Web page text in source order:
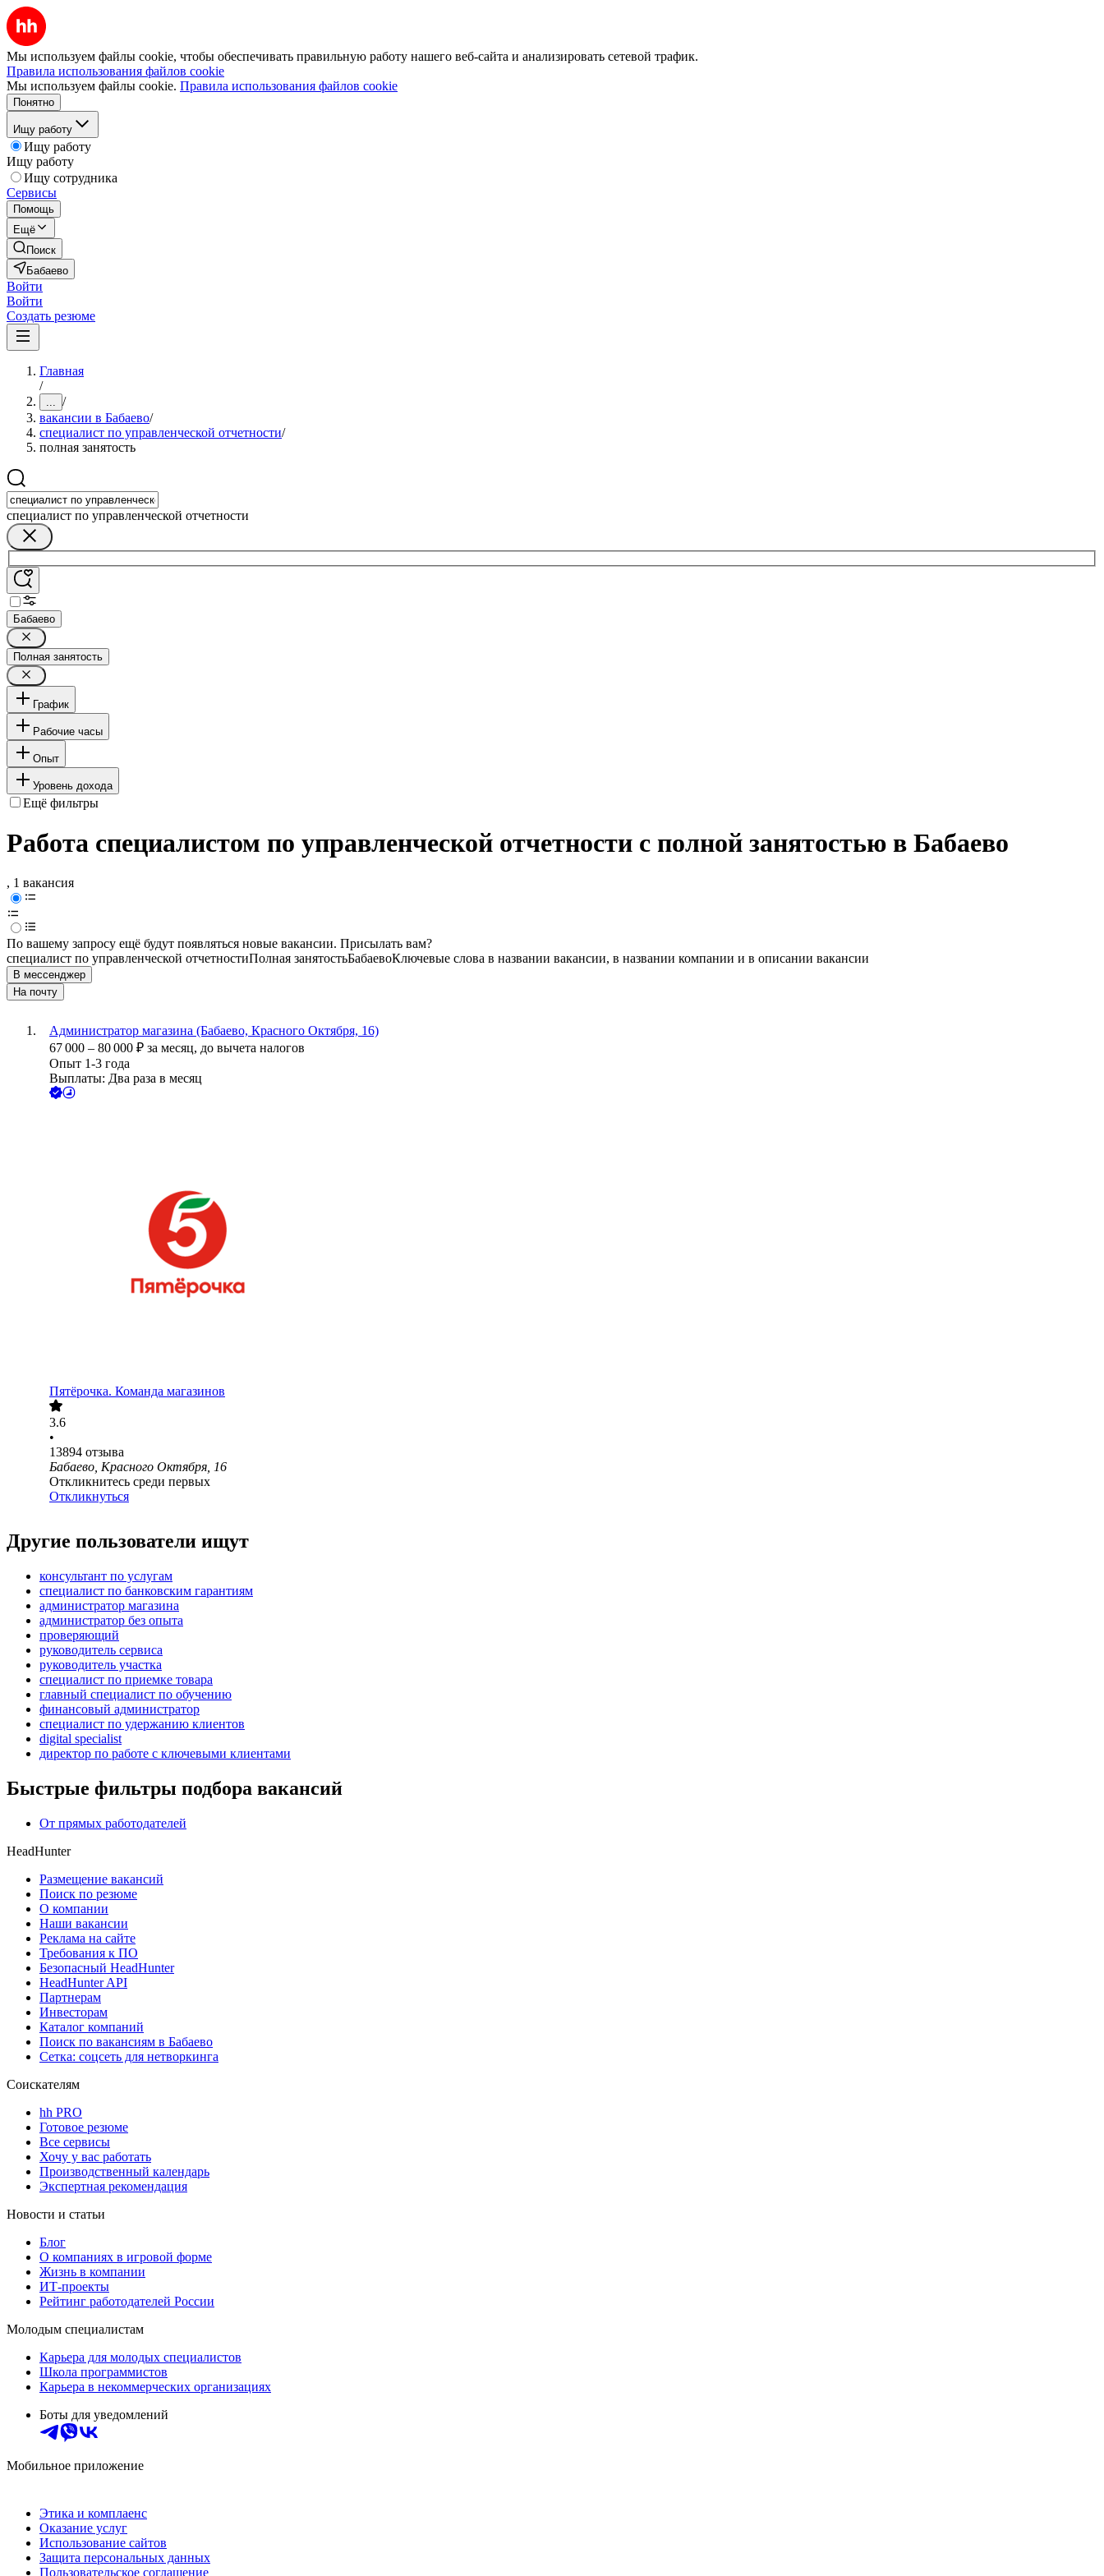
Мы используем файлы cookie, чтобы обеспечивать правильную работу нашего веб-сайта и анализировать сетевой трафик.
Правила использования файлов cookie
Мы используем файлы cookie. Правила использования файлов cookie
Понятно
Ищу работу
Ищу работу
Ищу работу
Ищу сотрудника
Сервисы
Помощь
Ещё
Поиск
Бабаево
Войти
Войти
Создать резюме
Главная
/
... /
вакансии в Бабаево/
специалист по управленческой отчетности/
полная занятость
специалист по управленческой отчетности
Бабаево
Полная занятость
График
Рабочие часы
Опыт
Уровень дохода
Ещё фильтры
Работа специалистом по управленческой отчетности с полной занятостью в Бабаево
, 1 вакансия
По вашему запросу ещё будут появляться новые вакансии. Присылать вам?
специалист по управленческой отчетностиПолная занятостьБабаевоКлючевые слова в названии вакансии, в названии компании и в описании вакансии
В мессенджер
На почту
Администратор магазина (Бабаево, Красного Октября, 16)
67 000 – 80 000 ₽ за месяц, до вычета налогов
Опыт 1-3 года
Выплаты: Два раза в месяц
Пятёрочка. Команда магазинов
3.6
•
13894 отзыва
Бабаево, Красного Октября, 16
Откликнитесь среди первых
Откликнуться
Другие пользователи ищут
консультант по услугам
специалист по банковским гарантиям
администратор магазина
администратор без опыта
проверяющий
руководитель сервиса
руководитель участка
специалист по приемке товара
главный специалист по обучению
финансовый администратор
специалист по удержанию клиентов
digital specialist
директор по работе с ключевыми клиентами
Быстрые фильтры подбора вакансий
От прямых работодателей
HeadHunter
Размещение вакансий
Поиск по резюме
О компании
Наши вакансии
Реклама на сайте
Требования к ПО
Безопасный HeadHunter
HeadHunter API
Партнерам
Инвесторам
Каталог компаний
Поиск по вакансиям в Бабаево
Сетка: соцсеть для нетворкинга
Соискателям
hh PRO
Готовое резюме
Все сервисы
Хочу у вас работать
Производственный календарь
Экспертная рекомендация
Новости и статьи
Блог
О компаниях в игровой форме
Жизнь в компании
ИТ-проекты
Рейтинг работодателей России
Молодым специалистам
Карьера для молодых специалистов
Школа программистов
Карьера в некоммерческих организациях
Боты для уведомлений
Мобильное приложение
Этика и комплаенс
Оказание услуг
Использование сайтов
Защита персональных данных
Пользовательское соглашение